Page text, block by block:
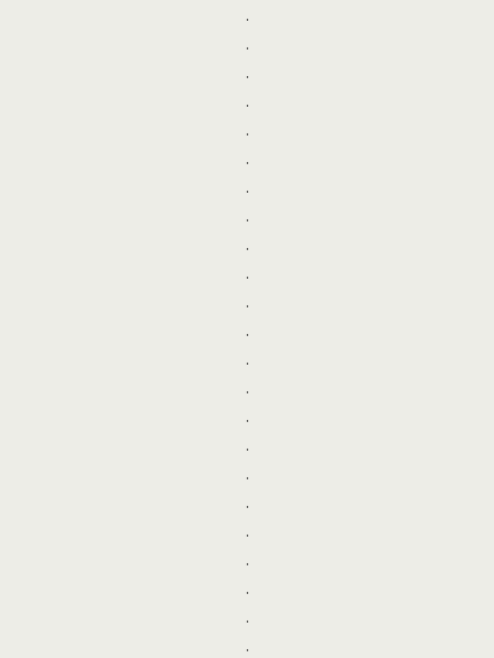
.
.
.
.
.
.
.
.
.
.
.
.
.
.
.
.
.
.
.
.
.
.
.